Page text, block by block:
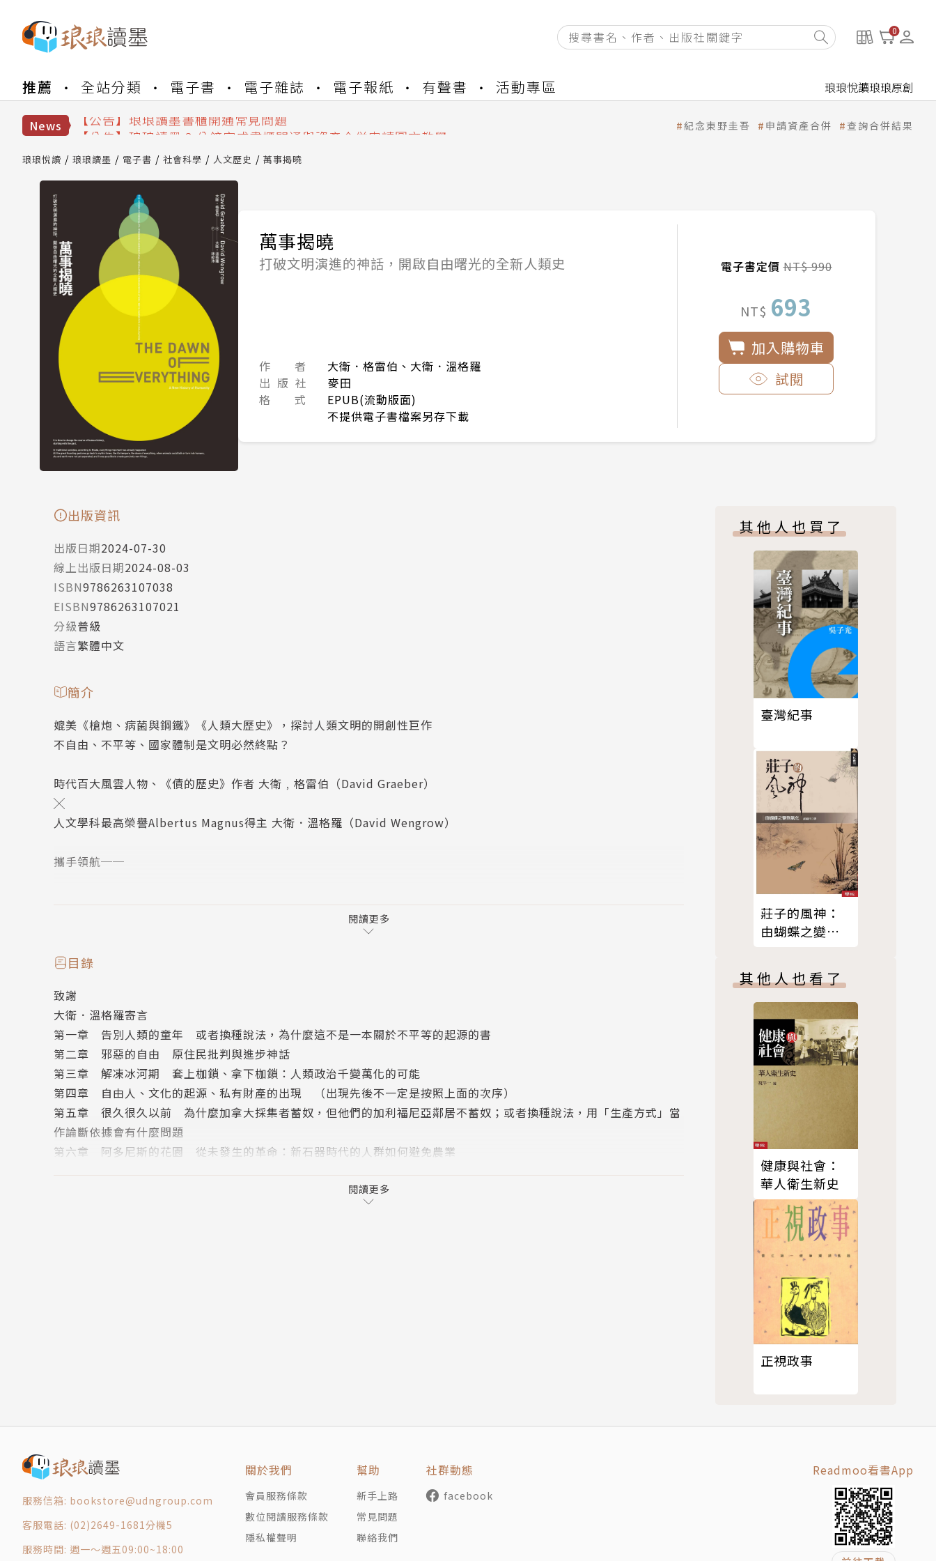
0
推薦 全站分類 電子書 電子雜誌 電子報紙 有聲書 活動專區 琅琅悅讀琅琅原創
News
【公告】琅琅讀墨數位閱讀資產合併與書櫃開通申請
【公告】琅琅讀墨 3 分鐘完成書櫃開通與資產合併申請圖文教學
【公告】琅琅讀墨數位閱讀資產合併與書櫃開通申請
紀念東野圭吾 申請資產合併 查詢合併結果
琅琅悅讀 琅琅讀墨 電子書 社會科學 人文歷史 萬事揭曉
萬事揭曉
打破文明演進的神話，開啟自由曙光的全新人類史
作 者
大衛．格雷伯、大衛．溫格羅
出 版 社
麥田
格 式
EPUB(流動版面)
不提供電子書檔案另存下載
電子書定價NT$ 990
NT$ 693
加入購物車
試閱
出版資訊
出版日期2024-07-30
線上出版日期2024-08-03
ISBN9786263107038
EISBN9786263107021
分級普級
語言繁體中文
簡介
媲美《槍炮、病菌與鋼鐵》《人類大歷史》，探討人類文明的開創性巨作
不自由、不平等、國家體制是文明必然終點？
時代百大風雲人物、《債的歷史》作者 大衛﹐格雷伯（David Graeber）
╳
人文學科最高榮譽Albertus Magnus得主 大衛．溫格羅（David Wengrow）
攜手領航──
「一本顛覆傳統歷史觀，解放思考慣性，開啟無數新研究方向的重磅作品。兩位學者整理了近二、三十年來考古學、民族
學的重要發現，對長期以來視為當然的社會演化觀點提出尖銳的質疑，並提出一套新的書寫世界史的可能。無論你是否同
——林開世，台灣大學人類學博物館館長
★★★
「歐威爾政治寫作獎」（Orwell Prize for Political Writing ）2022年決選書
《紐約時報》暢銷書榜No. 2
《星期日泰晤士報》《觀察家報》《BBC歷史》年度選書
Amazon編輯選書
★★★
Amazon 4,000條、Goodreads 8,000條五星評等，譯成超過三十種語言，引發全球矚目
金屬器時代，邁向工業革命。一切似乎皆如此清晰明瞭。隨著文明進步而逝的是「高貴野蠻人」狀態的自由和平等，只能
溫格羅卻告訴我們──未必如此，還有其他可能！
藉由開創性的考古學與人類學研究，作者揭示當我們暫且擺脫進步觀點的束縛時，人類歷史將以超乎固有想像、無比有趣
的方式展開。人類的先祖既非過著田園詩生活的蒙昧孩子，亦非本性兇殘而不得不設法結盟才能生存下去的野蠻人，而是
具有複雜人性、批判性、豐富想像力的人群，在人類史的長河中不斷地變換、拆除、重建制度，實驗社會型態的各種可
閱讀更多
目錄
致謝
大衛．溫格羅寄言
第一章 告別人類的童年 或者換種說法，為什麼這不是一本關於不平等的起源的書
第二章 邪惡的自由 原住民批判與進步神話
第三章 解凍冰河期 套上枷鎖、拿下枷鎖：人類政治千變萬化的可能
第四章 自由人、文化的起源、私有財產的出現 （出現先後不一定是按照上面的次序）
第五章 很久很久以前 為什麼加拿大採集者蓄奴，但他們的加利福尼亞鄰居不蓄奴；或者換種說法，用「生產方式」當
作論斷依據會有什麼問題
第六章 阿多尼斯的花園 從未發生的革命：新石器時代的人群如何避免農業
第八章 想像中的城市 歐亞大陸最早的城市居民如何建造城市，不需國王在上指揮──在美索不達米亞、印度河流域、
閱讀更多
其他人也買了
臺灣紀事
莊子的風神：
由蝴蝶之變到
其他人也看了
健康與社會：
華人衛生新史
正視政事
服務信箱: bookstore@udngroup.com
客服電話: (02)2649-1681分機5
服務時間: 週一～週五09:00~18:00
關於我們
會員服務條款
數位閱讀服務條款
隱私權聲明
幫助
新手上路
常見問題
聯絡我們
社群動態
facebook
Readmoo看書App